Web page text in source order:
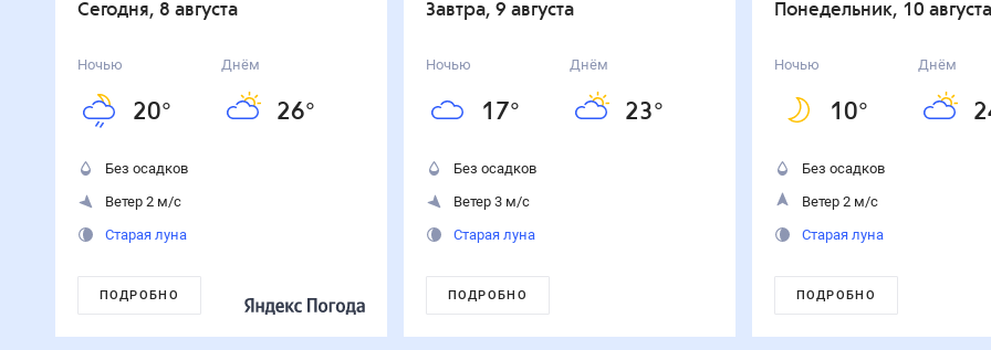
8 августа
3м/с
Понедельник
Сегодня, 8 августа
Ночью
20°
Днём
26°
Без осадков
Ветер 2 м/с
Старая луна
ПОДРОБНО
Завтра, 9 августа
Ночью
17°
Днём
23°
Без осадков
Ветер 3 м/с
Старая луна
ПОДРОБНО
понедельник, 10 августа
Ночью
10°
Днём
Без осадков
Ветер 2 м/с
Старая луна
ПОДРОБНО